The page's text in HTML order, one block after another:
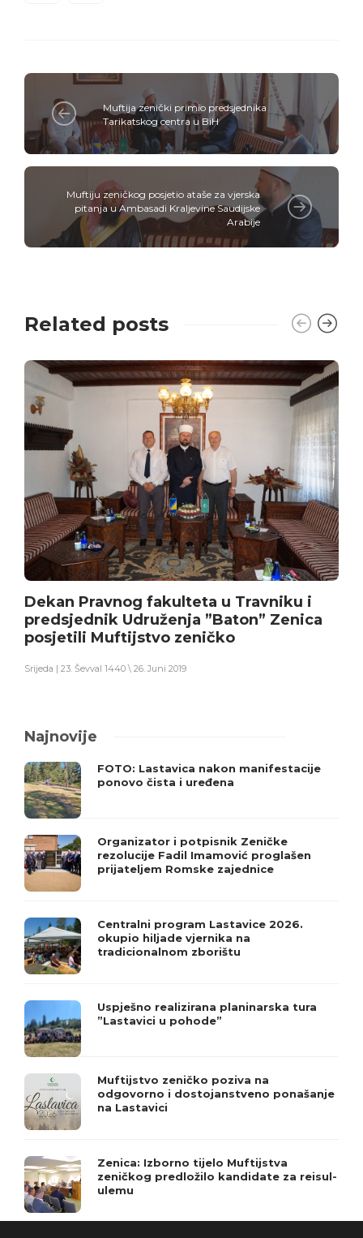
Muftija zenički primio predsjednika
Tarikatskog centra u BiH
Muftiju zeničkog posjetio ataše za vjerska
pitanja u Ambasadi Kraljevine Saudijske
Arabije
Related posts
Dekan Pravnog fakulteta u Travniku i
predsjednik Udruženja ”Baton” Zenica
posjetili Muftijstvo zeničko
Srijeda | 23. Ševval 1440 \ 26. Juni 2019
Najnovije
FOTO: Lastavica nakon manifestacije
ponovo čista i uređena
Organizator i potpisnik Zeničke
rezolucije Fadil Imamović proglašen
prijateljem Romske zajednice
Centralni program Lastavice 2026.
okupio hiljade vjernika na
tradicionalnom zborištu
Uspješno realizirana planinarska tura
”Lastavici u pohode”
Muftijstvo zeničko poziva na
odgovorno i dostojanstveno ponašanje
na Lastavici
Zenica: Izborno tijelo Muftijstva
zeničkog predložilo kandidate za reisul-
ulemu